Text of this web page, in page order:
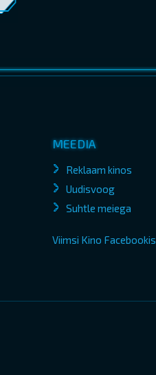
MEEDIA
Reklaam kinos
Uudisvoog
Suhtle meiega
Viimsi Kino Facebookis